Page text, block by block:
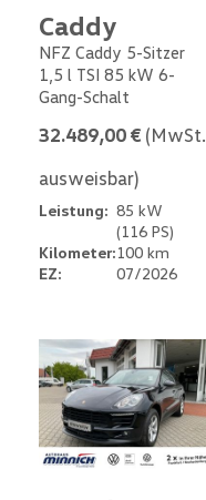
Caddy
NFZ Caddy 5-Sitzer
1,5 l TSI 85 kW 6-
Gang-Schalt
32.489,00 € (MwSt.
ausweisbar)
Leistung: 85 kW
(116 PS)
Kilometer:100 km
EZ:
07/2026